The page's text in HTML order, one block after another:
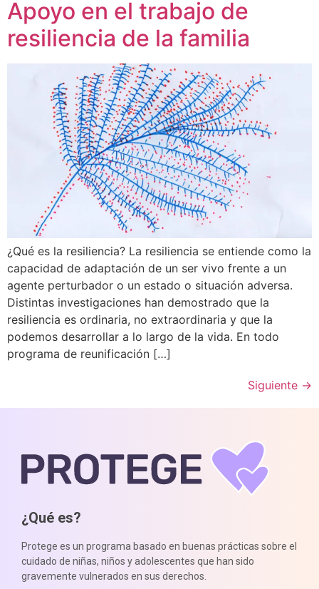
Apoyo en el trabajo de
resiliencia de la familia
¿Qué es la resiliencia? La resiliencia se entiende como la
capacidad de adaptación de un ser vivo frente a un
agente perturbador o un estado o situación adversa.
Distintas investigaciones han demostrado que la
resiliencia es ordinaria, no extraordinaria y que la
podemos desarrollar a lo largo de la vida. En todo
programa de reunificación […]
Siguiente →
¿Qué es?
Protege es un programa basado en buenas prácticas sobre el
cuidado de niñas, niños y adolescentes que han sido
gravemente vulnerados en sus derechos.